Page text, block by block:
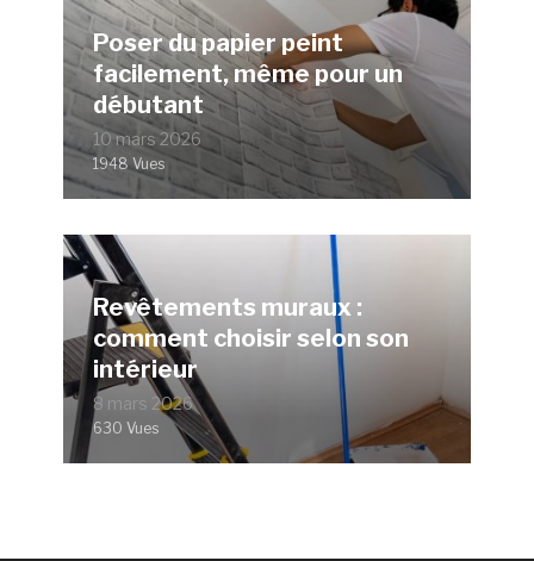
Poser du papier peint
facilement, même pour un
débutant
10 mars 2026
1948 Vues
Revêtements muraux :
comment choisir selon son
intérieur
8 mars 2026
630 Vues